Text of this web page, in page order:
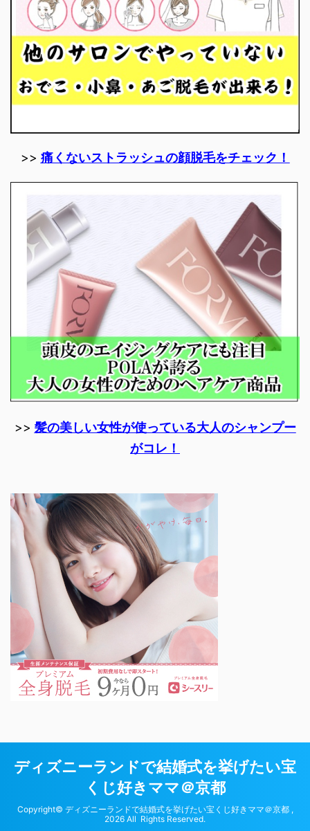
>> 痛くないストラッシュの顔脱毛をチェック！
>> 髪の美しい女性が使っている大人のシャンプー
がコレ！
ディズニーランドで結婚式を挙げたい宝
くじ好きママ＠京都
Copyright© ディズニーランドで結婚式を挙げたい宝くじ好きママ＠京都 ,
2026 All Rights Reserved.